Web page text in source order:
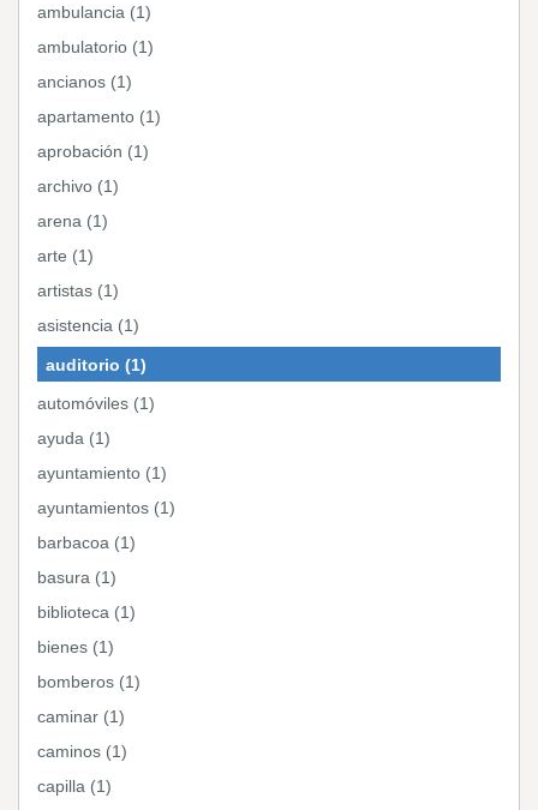
ambulancia (1)
ambulatorio (1)
ancianos (1)
apartamento (1)
aprobación (1)
archivo (1)
arena (1)
arte (1)
artistas (1)
asistencia (1)
auditorio (1)
automóviles (1)
ayuda (1)
ayuntamiento (1)
ayuntamientos (1)
barbacoa (1)
basura (1)
biblioteca (1)
bienes (1)
bomberos (1)
caminar (1)
caminos (1)
capilla (1)